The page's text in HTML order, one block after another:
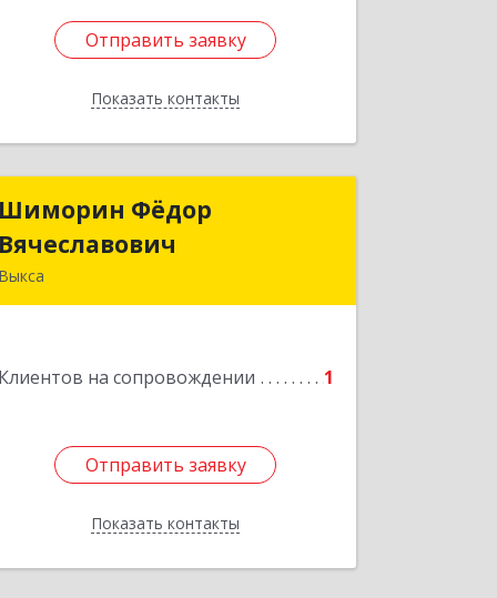
Отправить заявку
Показать контакты
Отправить заявку
Назад
Шиморин Фёдор
Вячеславович
Выкса
Клиентов на сопровождении 1
Отправить заявку
Показать контакты
Шиморин Фёдор
Вячеславович
Отправить заявку
Назад